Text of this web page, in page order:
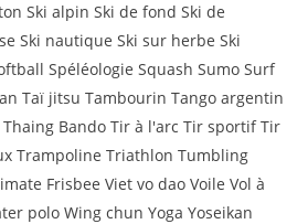
Ski alpin Ski de fond Ski de
Ski nautique Ski sur herbe Ski
Spéléologie Squash Sumo Surf
Taï jitsu Tambourin Tango argentin
Bando Tir à l'arc Tir sportif Tir
Trampoline Triathlon Tumbling
Frisbee Viet vo dao Voile Vol à
polo Wing chun Yoga Yoseikan